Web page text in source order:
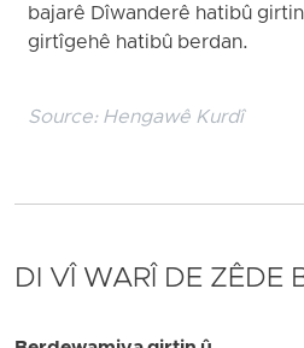
bajarê Dîwanderê hatibû
girtîgehê hatibû berdan.
Source: Hengawê Kurdî
DI VÎ WARÎ DE ZÊDE